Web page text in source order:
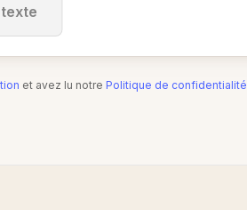
et avez lu notre Politique de confidentialité